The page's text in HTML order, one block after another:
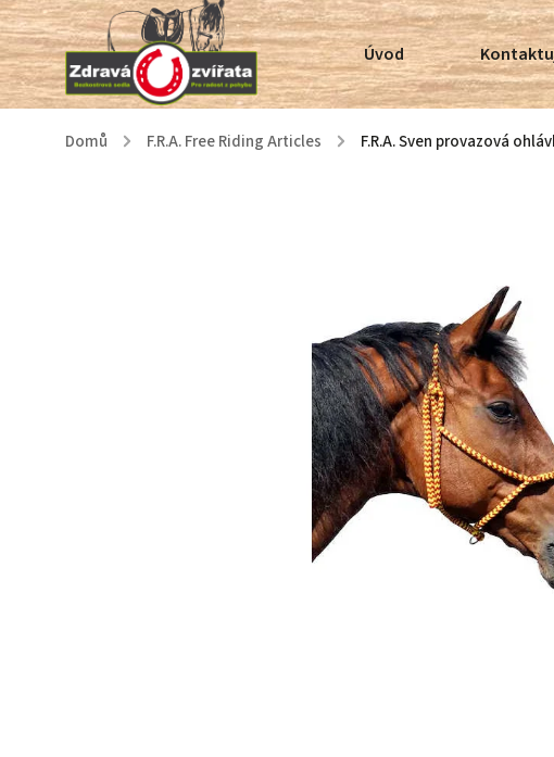
Úvod
Domů / F.R.A. Free Riding Articles / F.R.A. Sven provazová